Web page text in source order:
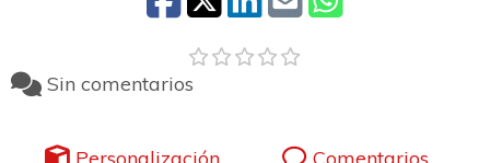
Sin comentarios
Personalización Comentarios